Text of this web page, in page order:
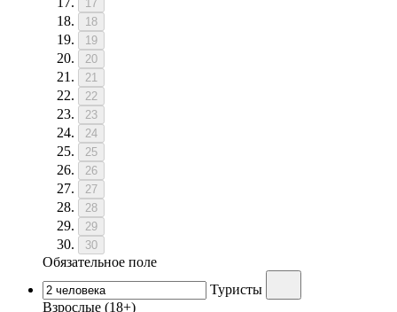
17
18
19
20
21
22
23
24
25
26
27
28
29
30
Обязательное поле
Туристы
Взрослые (18+)